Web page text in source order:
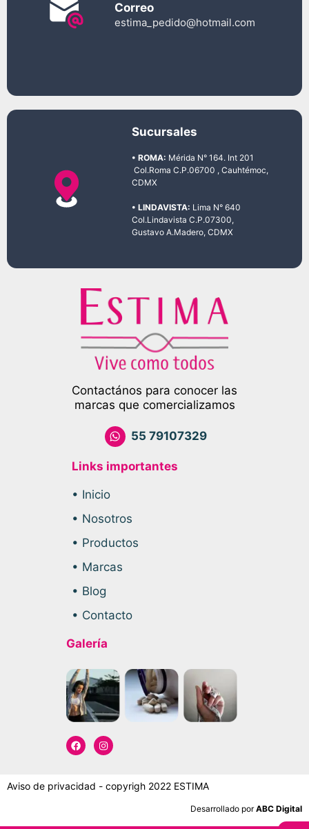
Correo
estima_pedido@hotmail.com
Sucursales
• ROMA: Mérida N° 164. Int 201
Col.Roma C.P.06700 , Cauhtémoc,
CDMX
• LINDAVISTA: Lima N° 640
Col.Lindavista C.P.07300,
Gustavo A.Madero, CDMX
Contactános para conocer las
marcas que comercializamos
55 79107329
Links importantes
• Inicio
• Nosotros
• Productos
• Marcas
• Blog
• Contacto
Galería
Aviso de privacidad - copyrigh 2022 ESTIMA
Desarrollado porABC Digital